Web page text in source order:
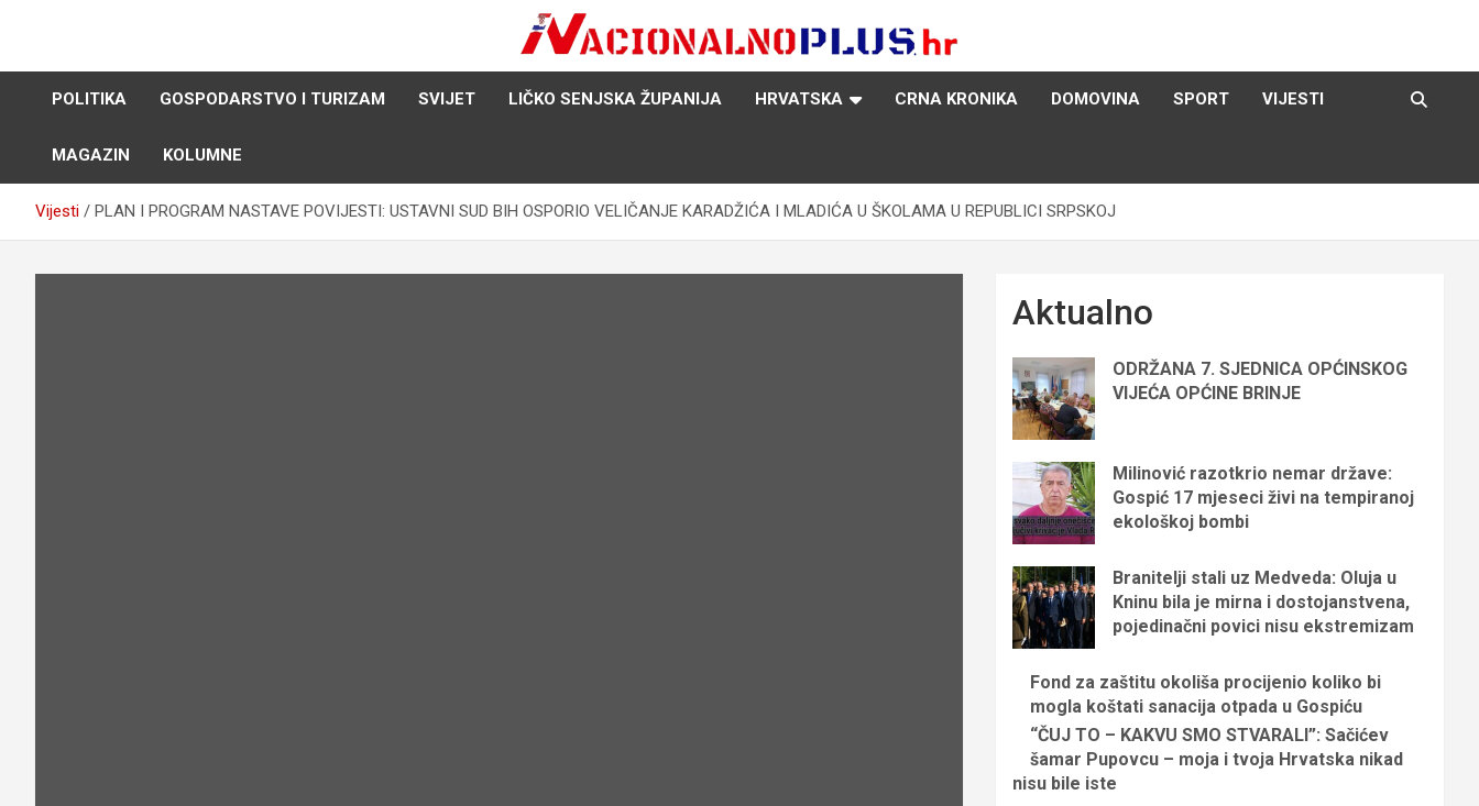
NacionalnoPlus.hr
Nacija želi znati više
POLITIKA
GOSPODARSTVO I TURIZAM SVIJET LIČKO SENJSKA ŽUPANIJA HRVATSKA CRNA KRONIKA DOMOVINA SPORT VIJESTI
MAGAZIN KOLUMNE
Vijesti PLAN I PROGRAM NASTAVE POVIJESTI: USTAVNI SUD BIH OSPORIO VELIČANJE KARADŽIĆA I MLADIĆA U ŠKOLAMA U REPUBLICI SRPSKOJ
Aktualno
ODRŽANA 7. SJEDNICA OPĆINSKOG
VIJEĆA OPĆINE BRINJE
Milinović razotkrio nemar države:
Gospić 17 mjeseci živi na tempiranoj
ekološkoj bombi
Branitelji stali uz Medveda: Oluja u
Kninu bila je mirna i dostojanstvena,
pojedinačni povici nisu ekstremizam
Fond za zaštitu okoliša procijenio koliko bi
mogla koštati sanacija otpada u Gospiću
“ČUJ TO – KAKVU SMO STVARALI”: Sačićev
šamar Pupovcu – moja i tvoja Hrvatska nikad
nisu bile iste